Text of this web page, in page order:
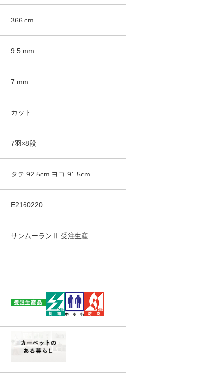
366 cm
9.5 mm
7 mm
カット
7羽×8段
タテ 92.5cm ヨコ 91.5cm
E2160220
サンムーランⅡ 受注生産